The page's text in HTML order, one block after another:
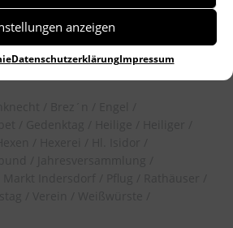
anzeigen
DatenschutzerklärungImpressum
Unger-Richter